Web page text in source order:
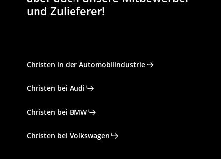
und Zulieferer!
Christen in der Automobilindustrie
Christen bei Audi
Christen bei BMW
Christen bei Volkswagen